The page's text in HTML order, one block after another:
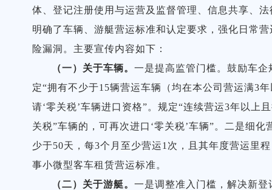
体、登记注册使用与运营及监督管理、信息共享、
明确了车辆、游艇营运标准和认定要求，强化日常
险漏洞。主要宣传内容如下：
（一）关于车辆。 一是提高监管门槛。鼓励车
定“拥有不少于15辆营运车辆（均在本公司营运满3
请‘零关税’车辆进口资格”。规定“连续营运3年以上
关税”车辆的，可再次进口‘零关税’车辆”。二是细
少于50天，每3个月至少营运1次，且其年度营运里
事小微型客车租赁营运标准。
（二）关于游艇。 一是调整准入门槛，解决新